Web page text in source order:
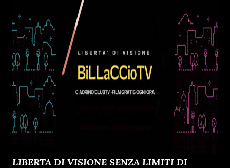
LIBERTA DI VISIONE SENZA LIMITI DI